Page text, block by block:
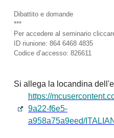
Dibattito e domande
***
Per accedere al seminario
ID riunione: 864 6468 4835
Codice d’accesso: 826611
Si allega la locandina
https://
9a22-f6e5-
a958a75a9eed/